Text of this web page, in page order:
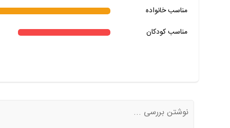
خیر بله
مناسب خانواده‌
مناسب کودکان